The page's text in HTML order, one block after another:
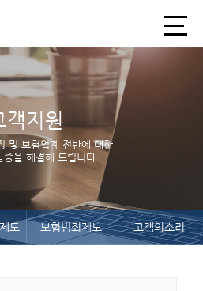
객지원
및 보험업계 전반에 대한
증을 해결해 드립니다.
도 보험범죄제보 고객의소리